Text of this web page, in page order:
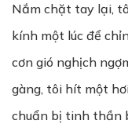
Nắm chặt tay lại,
kính một lúc để
cơn gió nghịch
gàng, tôi hít một
chuẩn bị tinh thần